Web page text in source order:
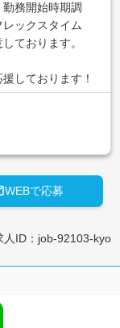
務開始時期調
ックスタイム
ております。
しております！
WEBで応募
人ID：job-92103-kyo